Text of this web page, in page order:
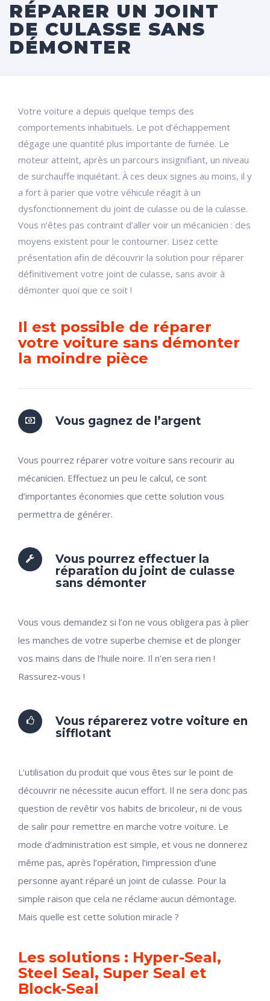
RÉPARER UN JOINT
DE CULASSE SANS
DÉMONTER
Votre voiture a depuis quelque temps des
comportements inhabituels. Le pot d’échappement
dégage une quantité plus importante de fumée. Le
moteur atteint, après un parcours insignifiant, un niveau
de surchauffe inquiétant. À ces deux signes au moins, il y
a fort à parier que votre véhicule réagit à un
dysfonctionnement du joint de culasse ou de la culasse.
Vous n’êtes pas contraint d’aller voir un mécanicien : des
moyens existent pour le contourner. Lisez cette
présentation afin de découvrir la solution pour réparer
définitivement votre joint de culasse, sans avoir à
démonter quoi que ce soit !
Il est possible de réparer
votre voiture sans démonter
la moindre pièce
Vous gagnez de l’argent
Vous pourrez réparer votre voiture sans recourir au
mécanicien. Effectuez un peu le calcul, ce sont
d’importantes économies que cette solution vous
permettra de générer.
Vous pourrez effectuer la
réparation du joint de culasse
sans démonter
Vous vous demandez si l’on ne vous obligera pas à plier
les manches de votre superbe chemise et de plonger
vos mains dans de l’huile noire. Il n’en sera rien !
Rassurez-vous !
Vous réparerez votre voiture en
sifflotant
L’utilisation du produit que vous êtes sur le point de
découvrir ne nécessite aucun effort. Il ne sera donc pas
question de revêtir vos habits de bricoleur, ni de vous
de salir pour remettre en marche votre voiture. Le
mode d’administration est simple, et vous ne donnerez
même pas, après l’opération, l’impression d’une
personne ayant réparé un joint de culasse. Pour la
simple raison que cela ne réclame aucun démontage.
Mais quelle est cette solution miracle ?
Les solutions : Hyper-Seal,
Steel Seal, Super Seal et
Block-Seal